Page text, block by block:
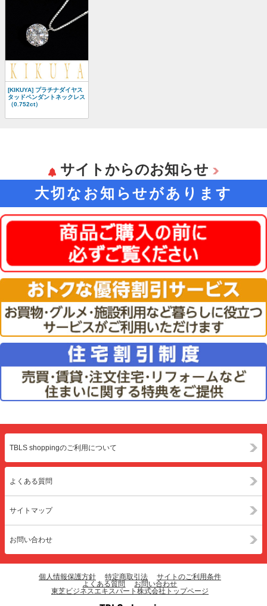
[KIKUYA] プラチナダイヤス
タッドペンダントネックレス
（0.752ct）
サイトからのお知らせ
大切なお知らせがあります
TBLS shoppingのご利用について
よくある質問
サイトマップ
お問い合わせ
個人情報保護方針 特定商取引法
サイトのご利用条件
よくある質問
お問い合わせ
東芝ビジネスエキスパート株式会社トップページ